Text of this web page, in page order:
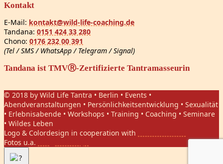
Kontakt
E-Mail: kontakt@wild-life-coaching.de
Tandana: 0151 424 33 280
Chono: 0176 232 00 391
(Tel / SMS / WhatsApp / Telegram / Signal)
Tandana ist TMVⓇ-Zertifizierte Tantramasseurin
© 2018 by Wild Life Tantra • Berlin • Events •
Abendveranstaltungen • Persönlichkeitsentwicklung • Sexualität
• Erlebnisabende • Workshops • Training • Coaching • Seminare
• Wildes Leben
Logo & Colordesign in cooperation with
Fotos u.a.